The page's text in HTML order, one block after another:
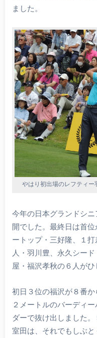
ました。
やはり初出場のレフティー
今年の日本グランドシ
開でした。最終日は首
ートップ・三好隆、１
人・羽川豊、永久シー
屋・福沢孝秋の６人がひ
初日３位の福沢が８番
２メートルのバーディ
ダーで抜け出しました
室田は、それでもしぶ